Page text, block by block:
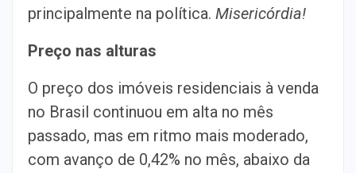
principalmente na política. Misericórdia!
Preço nas alturas
O preço dos imóveis residenciais à venda
no Brasil continuou em alta no mês
passado, mas em ritmo mais moderado,
com avanço de 0,42% no mês, abaixo da